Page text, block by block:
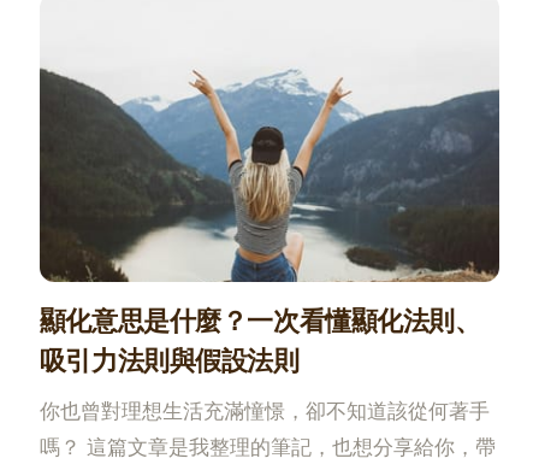
顯化意思是什麼？一次看懂顯化法則、
吸引力法則與假設法則
你也曾對理想生活充滿憧憬，卻不知道該從何著手
嗎？ 這篇文章是我整理的筆記，也想分享給你，帶